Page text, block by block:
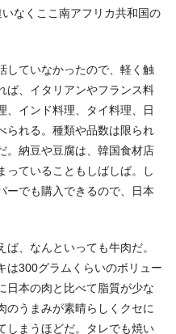
なくここ南アフリカ共和国の
していなかったので、軽く触
ば、イタリアンやフランス料
、インド料理、タイ料理、日
られる。種類や品数は限られ
。納豆や豆腐は、韓国食材店
っていることもしばしば。し
ーでも購入できるので、日本
、なんといっても牛肉だ。
は300グラムくらいのボリュー
日本の肉と比べて脂質が少な
のうまみが素晴らしくクセに
しまうほどだ。タレでも焼い